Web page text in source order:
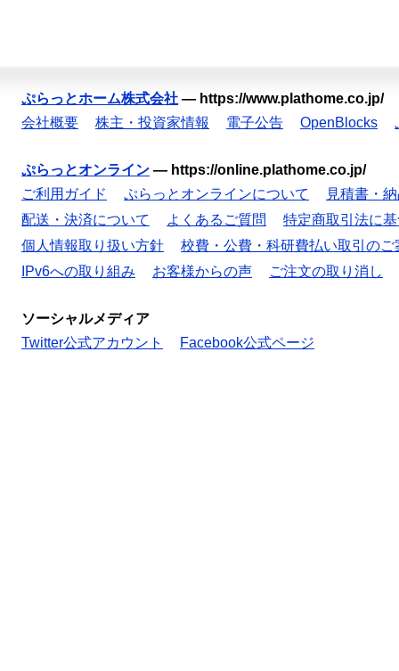
ぷらっとホーム株式会社 — https://www.plathome.co.jp/
会社概要
株主・投資家情報 電子公告 OpenBlocks
ぷらっとオンライン — https://online.plathome.co.jp/
ご利用ガイド
ぷらっとオンラインについて
見積書・
配送・決済について
よくあるご質問
特定商取引法に
個人情報取り扱い方針
校費・公費・科研費払い取引のご
IPv6への取り組み
お客様からの声 ご注文の取り消し
ソーシャルメディア
Twitter公式アカウント
Facebook公式ページ